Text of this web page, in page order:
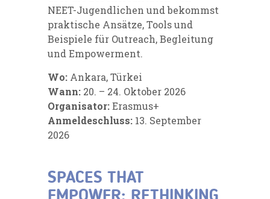
NEET-Jugendlichen und bekommst
praktische Ansätze, Tools und
Beispiele für Outreach, Begleitung
und Empowerment.
Wo: Ankara, Türkei
Wann: 20. – 24. Oktober 2026
Organisator:Erasmus+
Anmeldeschluss: 13. September
2026
SPACES THAT